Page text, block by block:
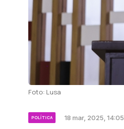
Foto: Lusa
POLÍTICA 18 mar, 2025, 14:05